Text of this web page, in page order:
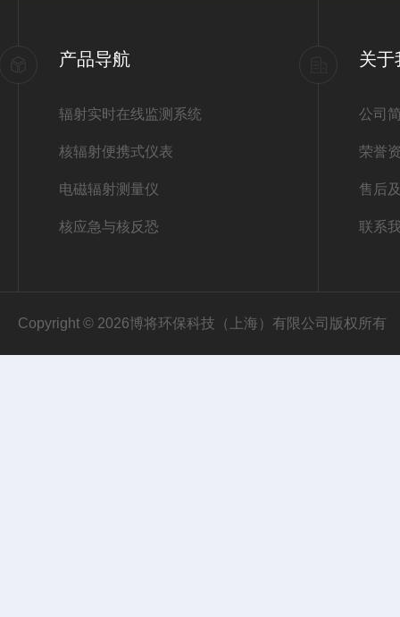
产品导航
辐射实时在线监测系统
核辐射便携式仪表
电磁辐射测量仪
核应急与核反恐
关于
公司
荣誉
售后
联系
Copyright © 2026博将环保科技（上海）有限公司版权所有